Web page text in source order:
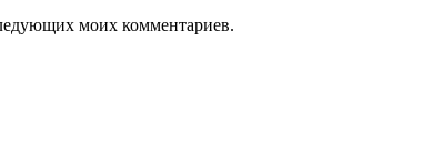
моих комментариев.